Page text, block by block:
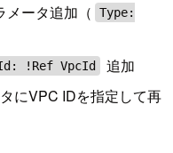
メータ追加（
Type:
!Ref VpcId
追加
にVPC IDを指定して再